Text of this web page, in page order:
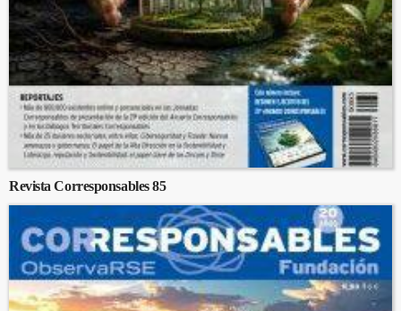
Revista Corresponsables 85